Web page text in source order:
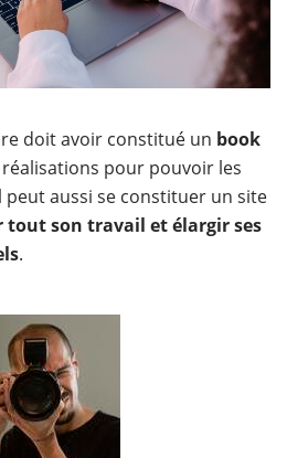
doit avoir constitué un book
réalisations pour pouvoir les
peut aussi se constituer un site
tout son travail et élargir ses
.